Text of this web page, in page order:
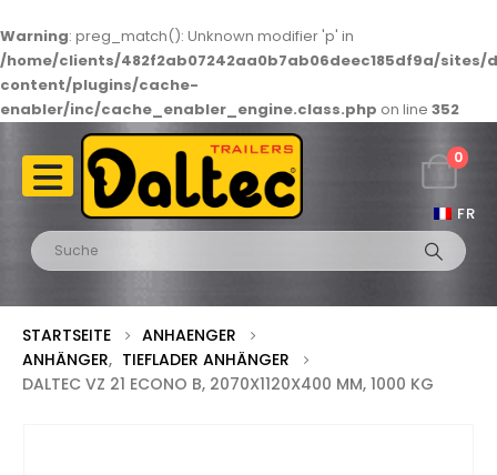
Warning: preg_match(): Unknown modifier 'p' in
/home/clients/482f2ab07242aa0b7ab06deec185df9a/
content/plugins/cache-
enabler/inc/cache_enabler_engine.class.php on line 352
FR
0
STARTSEITE
ANHAENGER
ANHÄNGER, TIEFLADER ANHÄNGER
DALTEC VZ 21 ECONO B, 2070X1120X400 MM, 1000 KG